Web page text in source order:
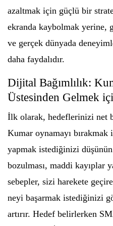
azaltmak için güçlü bir
ekranda kaybolmak yerine,
ve gerçek dünyada
daha faydalıdır.
Dijital Bağımlılık:
Üstesinden Gelmek
İlk olarak, hedeflerinizi net
Kumar oynamayı bırakmak
yapmak istediğinizi
bozulması, maddi kayıplar
sebepler, sizi harekete
neyi başarmak istediğinizi
artırır. Hedef belirlerken